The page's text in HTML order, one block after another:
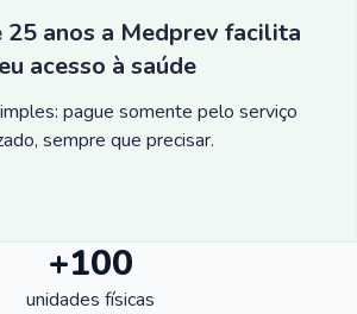
25 anos a Medprev facilita
acesso à saúde
pague somente pelo serviço
sempre que precisar.
+100
unidades físicas